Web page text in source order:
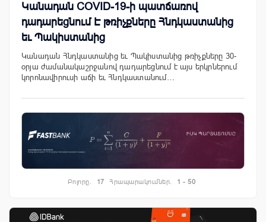
Կանադան COVID-19-ի պատճառով
դադարեցնում Է թռիչքները Հնդկաստանից
եւ Պակիստանից
Կանադան Հնդկաստանից եւ Պակիստանից թռիչքները 30-
օրյա ժամանակաշրջանով դադարեցնում է այս երկրներում
կորոնավիրուսի աճի եւ Հնդկաստանում…
Բոլորը. 17 Հրապարակումներ. 1 - 50